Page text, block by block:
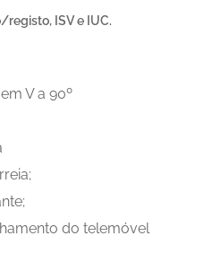
ISV e IUC.
V a 90º
do telemóvel